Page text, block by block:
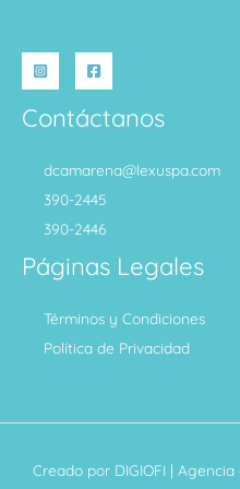
Contáctanos
dcamarena@lexuspa.com
390-2445
390-2446
Páginas Legales
Términos y Condiciones
Política de Privacidad
Creado por DIGIOFI |